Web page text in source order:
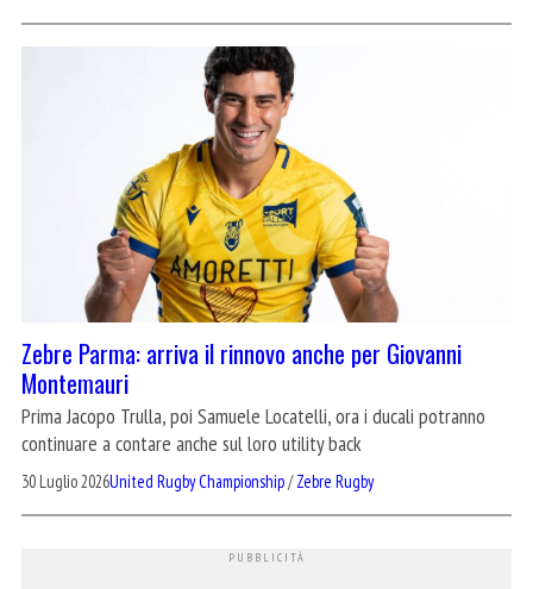
Zebre Parma: arriva il rinnovo anche per Giovanni
Montemauri
Prima Jacopo Trulla, poi Samuele Locatelli, ora i ducali potranno
continuare a contare anche sul loro utility back
30 Luglio 2026United Rugby Championship/Zebre Rugby